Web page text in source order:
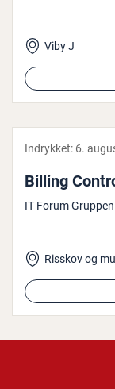
Viby J
Indrykket: 6.
Billing
IT Forum Gruppen
Risskov og